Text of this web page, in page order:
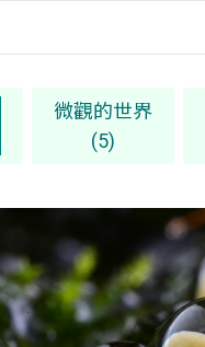
微觀的世界
(5)